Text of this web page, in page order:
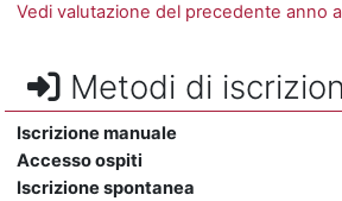
Vedi valutazione del precedente anno
Metodi di
Iscrizione manuale
Accesso ospiti
Iscrizione spontanea